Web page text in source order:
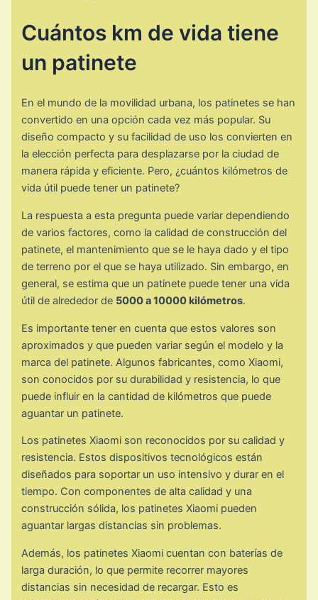
Cuántos km de vida tiene
un patinete
En el mundo de la movilidad urbana, los patinetes se han
convertido en una opción cada vez más popular. Su
diseño compacto y su facilidad de uso los convierten en
la elección perfecta para desplazarse por la ciudad de
manera rápida y eficiente. Pero, ¿cuántos kilómetros de
vida útil puede tener un patinete?
La respuesta a esta pregunta puede variar dependiendo
de varios factores, como la calidad de construcción del
patinete, el mantenimiento que se le haya dado y el tipo
de terreno por el que se haya utilizado. Sin embargo, en
general, se estima que un patinete puede tener una vida
útil de alrededor de 5000 a 10000 kilómetros.
Es importante tener en cuenta que estos valores son
aproximados y que pueden variar según el modelo y la
marca del patinete. Algunos fabricantes, como Xiaomi,
son conocidos por su durabilidad y resistencia, lo que
puede influir en la cantidad de kilómetros que puede
aguantar un patinete.
Los patinetes Xiaomi son reconocidos por su calidad y
resistencia. Estos dispositivos tecnológicos están
diseñados para soportar un uso intensivo y durar en el
tiempo. Con componentes de alta calidad y una
construcción sólida, los patinetes Xiaomi pueden
aguantar largas distancias sin problemas.
Además, los patinetes Xiaomi cuentan con baterías de
larga duración, lo que permite recorrer mayores
distancias sin necesidad de recargar. Esto es